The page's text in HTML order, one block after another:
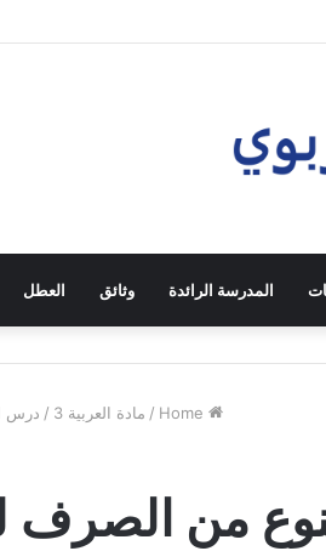
المدرسة الرائدة وثائق العطل
/ مادة العربية 3 / درس
من الصرف